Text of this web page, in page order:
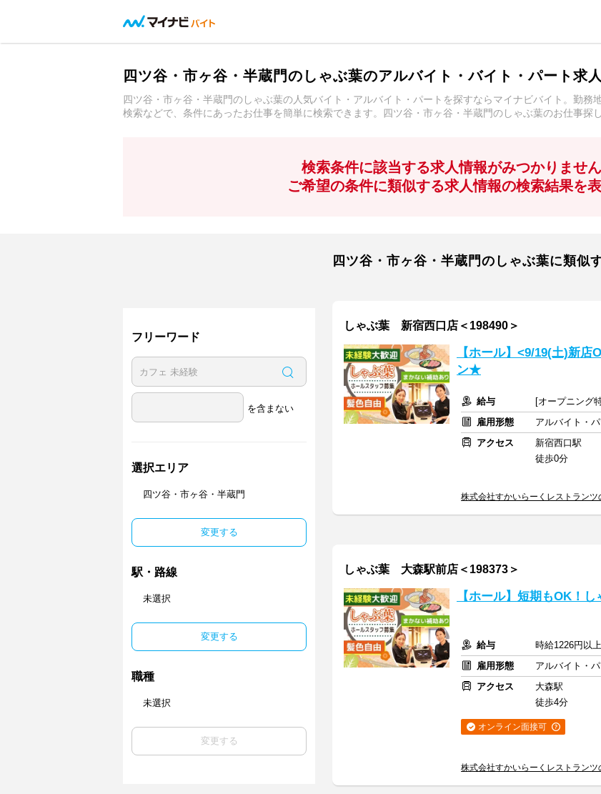
四ツ谷・市ヶ谷・半蔵門のしゃぶ葉のアルバイト・バイト・パート求
四ツ谷・市ヶ谷・半蔵門のしゃぶ葉の人気バイト・アルバイト・パートを探すならマイナビバイト。勤務
検索などで、条件にあったお仕事を簡単に検索できます。四ツ谷・市ヶ谷・半蔵門のしゃぶ葉のお仕事探
検索条件に該当する求人情報がみつかりません
ご希望の条件に類似する求人情報の検索結果を表
フリーワード
を含まない
選択エリア
四ツ谷・市ヶ谷・半蔵門
変更する
駅・路線
未選択
変更する
職種
未選択
変更する
四ツ谷・市ヶ谷・半蔵門のしゃぶ葉に類似
しゃぶ葉 新宿西口店＜198490＞
【ホール】<9/19(土)新
ン★
給与
[オープニング
雇用形態
アルバイト・パ
アクセス
新宿西口駅
徒歩0分
株式会社すかいらーくレストランツ
しゃぶ葉 大森駅前店＜198373＞
【ホール】短期もOK！
給与
時給1226円以
雇用形態
アルバイト・パ
アクセス
大森駅
徒歩4分
オンライン面接可
株式会社すかいらーくレストランツ